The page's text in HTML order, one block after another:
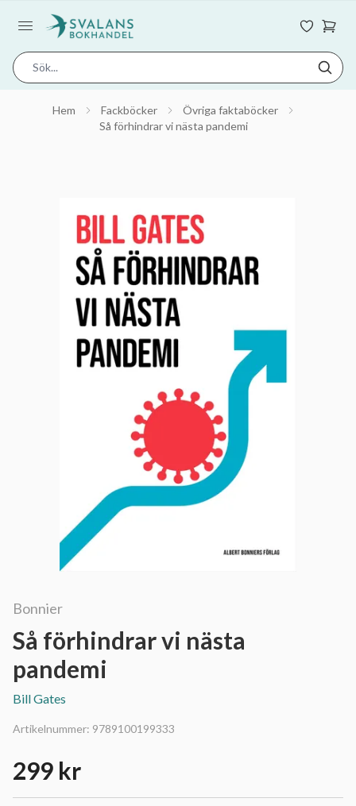
Hem Fackböcker
Övriga faktaböcker
Så förhindrar vi nästa pandemi
Bonnier
Så förhindrar vi nästa
pandemi
Bill Gates
Artikelnummer: 9789100199333
299 kr